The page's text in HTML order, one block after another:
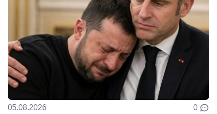
05.08.2026 0